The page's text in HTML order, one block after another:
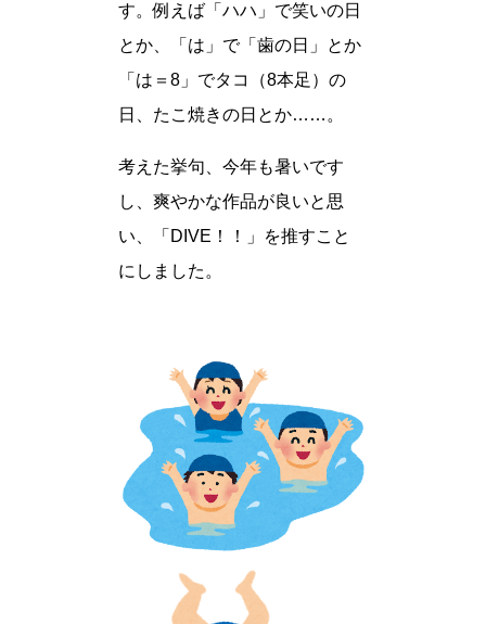
す。例えば「ハハ」で笑いの日
とか、「は」で「歯の日」とか
「は＝8」でタコ（8本足）の
日、たこ焼きの日とか……。
考えた挙句、今年も暑いです
し、爽やかな作品が良いと思
い、「DIVE！！」を推すこと
にしました。